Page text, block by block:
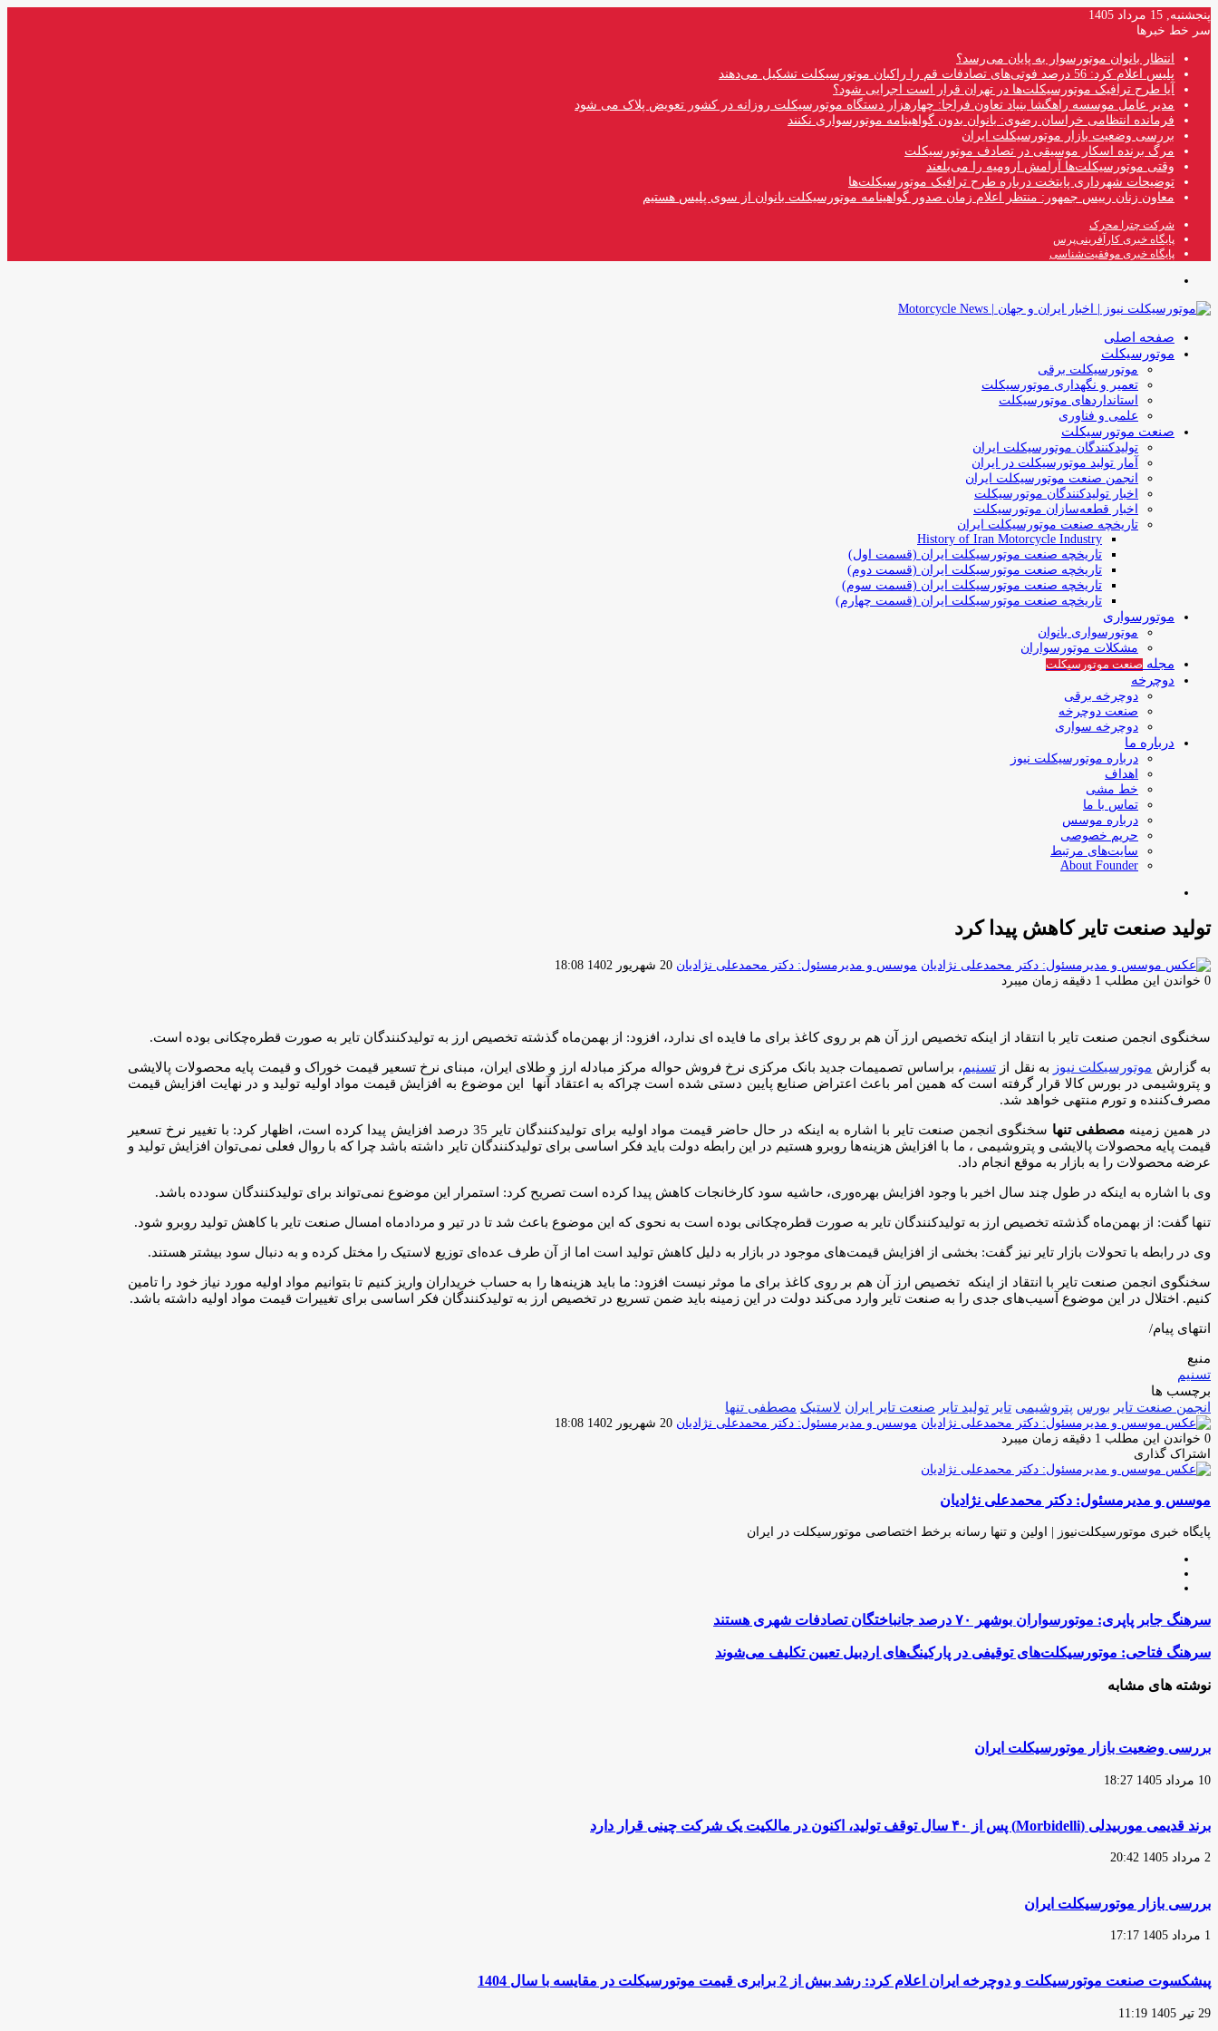
پنجشنبه, 15 مرداد 1405
سر خط خبرها
انتظار بانوان موتورسوار به پایان می‌رسد؟
پلیس اعلام کرد: 56 درصد فوتی‌های تصادفات قم را راکبان موتورسیکلت تشکیل می‌دهند
آیا طرح ترافیک موتورسیکلت‌ها در تهران قرار است اجرایی شود؟
مدیر عامل موسسه راهگشا بنیاد تعاون فراجا: چهارهزار دستگاه موتورسیکلت روزانه در کشور تعویض پلاک می شود
فرمانده انتظامی خراسان رضوی: بانوان بدون گواهینامه موتورسواری نکنند
بررسی وضعیت بازار موتورسیکلت ایران
مرگ برنده اسکار موسیقی در تصادف موتورسیکلت
وقتی موتورسیکلت‌ها آرامش ارومیه را می‌بلعند
توضیحات شهرداری پایتخت درباره طرح ترافیک موتورسیکلت‌ها
معاون زنان رییس جمهور: منتظر اعلام زمان صدور گواهینامه موتورسیکلت بانوان از سوی پلیس هستیم
شرکت چترا محرک
پایگاه خبری کارآفرینی‌پرس
پایگاه خبری موفقیت‌شناسی
صفحه اصلی
موتورسیکلت
موتورسیکلت برقی
تعمیر و نگهداری موتورسیکلت
استانداردهای موتورسیکلت
علمی و فناوری
صنعت موتورسیکلت
تولیدکنندگان موتورسیکلت ایران
آمار تولید موتورسیکلت در ایران
انجمن صنعت موتورسیکلت ایران
اخبار تولیدکنندگان موتورسیکلت
اخبار قطعه‌سازان موتورسیکلت
تاریخچه صنعت موتورسیکلت ایران
History of Iran Motorcycle Industry
تاریخچه صنعت موتورسیکلت ایران (قسمت اول)
تاریخچه صنعت موتورسیکلت ایران (قسمت دوم)
تاریخچه صنعت موتورسیکلت ایران (قسمت سوم)
تاریخچه صنعت موتورسیکلت ایران (قسمت چهارم)
موتورسواری
موتورسواری بانوان
مشکلات موتورسواران
مجله صنعت موتورسیکلت
دوچرخه
دوچرخه برقی
صنعت دوچرخه
دوچرخه سواری
درباره ما
درباره موتورسیکلت نیوز
اهداف
خط مشی
تماس با ما
درباره موسس
حریم خصوصی
سایت‌های مرتبط
About Founder
تولید صنعت تایر کاهش پیدا کرد
موسس و مدیرمسئول: دکتر محمدعلی نژادیان ارسال
20 شهریور 1402 18:08
0 خواندن این مطلب 1 دقیقه زمان میبرد
سخنگوی انجمن صنعت تایر با انتقاد از اینکه تخصیص ارز آن هم بر روی کاغذ برای ما فایده ای ندارد، افزود: از بهمن‌ماه گذشته تخصیص ارز به تولیدکنندگان تایر به صورت قطره‌چکانی بوده است.
به گزارش موتورسیکلت نیوز به نقل ازتسنیم، براساس تصمیمات جدید بانک مرکزی نرخ فروش حواله مرکز مبادله ارز و طلای ایران، مبنای نرخ تسعیر قیمت خوراک و قیمت پایه محصولات پالایشی
و پتروشیمی در بورس‌ کالا قرار گرفته است که همین امر باعث اعتراض صنایع پایین دستی شده است چراکه به اعتقاد آنها این موضوع به افزایش قیمت مواد اولیه تولید و در نهایت افزایش قیمت
مصرف‌کننده و تورم منتهی خواهد شد.
در همین زمینه مصطفی تنها
سخنگوی انجمن صنعت تایر با اشاره به اینکه در حال حاضر قیمت مواد اولیه برای تولیدکنندگان تایر 35 درصد افزایش پیدا کرده است، اظهار کرد: با تغییر نرخ تسعیر
قیمت پایه محصولات پالایشی و پتروشیمی ، ما با افزایش هزینه‌ها روبرو هستیم در این رابطه دولت باید فکر اساسی برای تولیدکنندگان تایر داشته باشد چرا که با روال فعلی نمی‌توان افزایش تولید و
عرضه محصولات را به بازار به موقع انجام داد.
وی با اشاره به اینکه در طول چند سال اخیر با وجود افزایش بهره‌وری، حاشیه‌ سود کارخانجات کاهش پیدا کرده است تصریح کرد: استمرار این موضوع نمی‌تواند برای تولیدکنندگان سودده باشد.
تنها گفت: از بهمن‌ماه گذشته تخصیص ارز به تولیدکنندگان تایر به صورت قطره‌چکانی بوده است به نحوی که این موضوع باعث شد تا در تیر و مردادماه امسال صنعت تایر با کاهش تولید روبرو شود.
وی در رابطه با تحولات بازار تایر نیز گفت: بخشی از افزایش قیمت‌های موجود در بازار به دلیل کاهش تولید است اما از آن طرف عده‌ای توزیع لاستیک را مختل کرده و به دنبال سود بیشتر هستند.
سخنگوی انجمن صنعت تایر با انتقاد از اینکه تخصیص ارز آن هم بر روی کاغذ برای ما موثر نیست افزود: ما باید هزینه‌ها را به حساب خریداران واریز کنیم تا بتوانیم مواد اولیه مورد نیاز خود را تامین
کنیم. اختلال در این موضوع آسیب‌های جدی را به صنعت تایر وارد می‌کند دولت در این زمینه باید ضمن تسریع در تخصیص ارز به تولیدکنندگان فکر اساسی برای تغییرات قیمت مواد اولیه داشته باشد.
انتهای پیام/
منبع
تسنیم
برچسب ها
انجمن صنعت تایر بورس پتروشیمی تایر تولید تایر صنعت تایر ایران لاستیک مصطفی تنها
موسس و مدیرمسئول: دکتر محمدعلی نژادیان ارسال
20 شهریور 1402 18:08
0 خواندن این مطلب 1 دقیقه زمان میبرد
اشتراک گذاری
فیس
توئیتر
لینکدین
واتس
تلگرام
اشتراک
از
ایمیل
چاپ
موسس و مدیرمسئول: دکتر محمدعلی نژادیان
پایگاه خبری موتورسیکلت‌نیوز | اولین و تنها رسانه برخط اختصاصی موتورسیکلت در ایران
سرهنگ
جابر
پاپری:
موتورسواران
بوشهر
۷۰
شهری
سرهنگ جابر پاپری: موتورسواران بوشهر ۷۰ درصد جانباختگان تصادفات شهری هستند
سرهنگ
موتورسیکلت‌های
توقیفی
اردبیل
تعیین
تکلیف
می‌شوند
سرهنگ فتاحی: موتورسیکلت‌های توقیفی در پارکینگ‌های اردبیل تعیین تکلیف می‌شوند
نوشته های مشابه
بررسی وضعیت بازار موتورسیکلت ایران
10 مرداد 1405 18:27
برند قدیمی موربیدلی (Morbidelli) پس از ۴۰ سال توقف تولید، اکنون در مالکیت یک شرکت چینی قرار دارد
2 مرداد 1405 20:42
بررسی بازار موتورسیکلت ایران
1 مرداد 1405 17:17
پیشکسوت صنعت موتورسیکلت و دوچرخه ایران اعلام کرد: رشد بیش از 2 برابری قیمت موتورسیکلت در مقایسه با سال 1404
29 تیر 1405 11:19